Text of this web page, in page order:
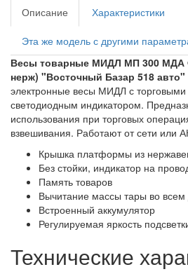
Описание
Характеристики
Эта же модель с другими
Весы товарные МИДЛ МП 300 МДА
нерж) "Восточный Базар 518 авто"
электронные весы МИДЛ с
светодиодным индикатором.
использования при торговых
взвешивания. Работают от сети или
Крышка платформы из
Без стойки, индикатор на
Память товаров
Вычитание массы тары во
Встроенный аккумулятор
Регулируемая яркость
Технические